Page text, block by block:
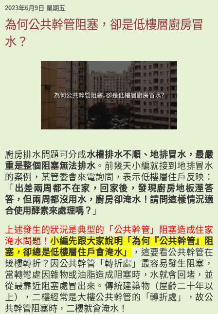
2023年6月9日 星期五
為何公共幹管阻塞，卻是低樓層廚房冒
水？
廚房排水問題可分成水槽排水不順、地排冒水，最嚴
重是整個阻塞無法排水。前幾天小編就接到地排冒水
的案例，某管委會來電詢問，表示低樓層住戶反映：
「 出差兩周都不在家，回家後，發現廚房地板溼答
答，但兩周都沒用水，廚房卻淹水！請問這樣情況適
合使用酵素來處理嗎？ 」
上述發生的狀況是典型的「公共幹管」阻塞造成住家
淹水問題！小編先跟大家說明「為何『公共幹管』阻
塞，卻總是低樓層住戶會淹水」
，這要看公共幹管在
幾樓轉折？因公共幹管「轉折處」最容易發生阻塞，
當轉彎處因雜物或油脂造成阻塞時，水就會回堵，並
從最靠近阻塞處冒出來。傳統建築物（屋齡二十年以
上），二樓經常是大樓公共幹管的「轉折處」，故公
共幹管阻塞時，二樓就會淹水！